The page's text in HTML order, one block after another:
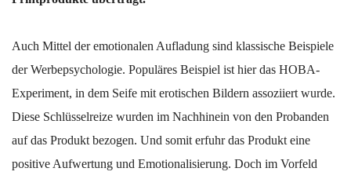
Auch Mittel der emotionalen Aufladung sind klassische Beispiele
der Werbepsychologie. Populäres Beispiel ist hier das HOBA-
Experiment, in dem Seife mit erotischen Bildern assoziiert wurde.
Diese Schlüsselreize wurden im Nachhinein von den Probanden
auf das Produkt bezogen. Und somit erfuhr das Produkt eine
positive Aufwertung und Emotionalisierung. Doch im Vorfeld